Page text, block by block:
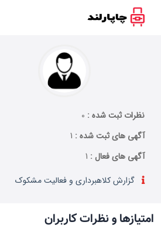
نظرات ثبت شده : 0
آگهی های ثبت شده : 1
آگهی های فعال : 1
گزارش کلاهبرداری و فعالیت مشکوک
امتیازها و نظرات کاربران